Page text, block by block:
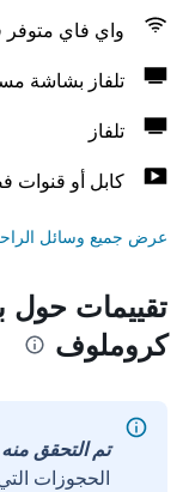
واي فاي
تلفاز بشاشة
تلفاز
كابل أو قنوات
عرض جميع وسائل الراحة
تقييمات حول
كروملوف
تم التحقق منه
الحجوزات